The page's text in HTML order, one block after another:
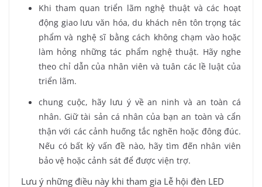
Khi tham quan triển lãm nghệ thuật và các hoạt
động giao lưu văn hóa, du khách nên tôn trọng tác
phẩm và nghệ sĩ bằng cách không chạm vào hoặc
làm hỏng những tác phẩm nghệ thuật. Hãy nghe
theo chỉ dẫn của nhân viên và tuân các lề luật của
triển lãm.
chung cuộc, hãy lưu ý về an ninh và an toàn cá
nhân. Giữ tài sản cá nhân của bạn an toàn và cẩn
thận với các cảnh huống tắc nghẽn hoặc đông đúc.
Nếu có bất kỳ vấn đề nào, hãy tìm đến nhân viên
bảo vệ hoặc cảnh sát để được viện trợ.
Lưu ý những điều này khi tham gia Lễ hội đèn LED